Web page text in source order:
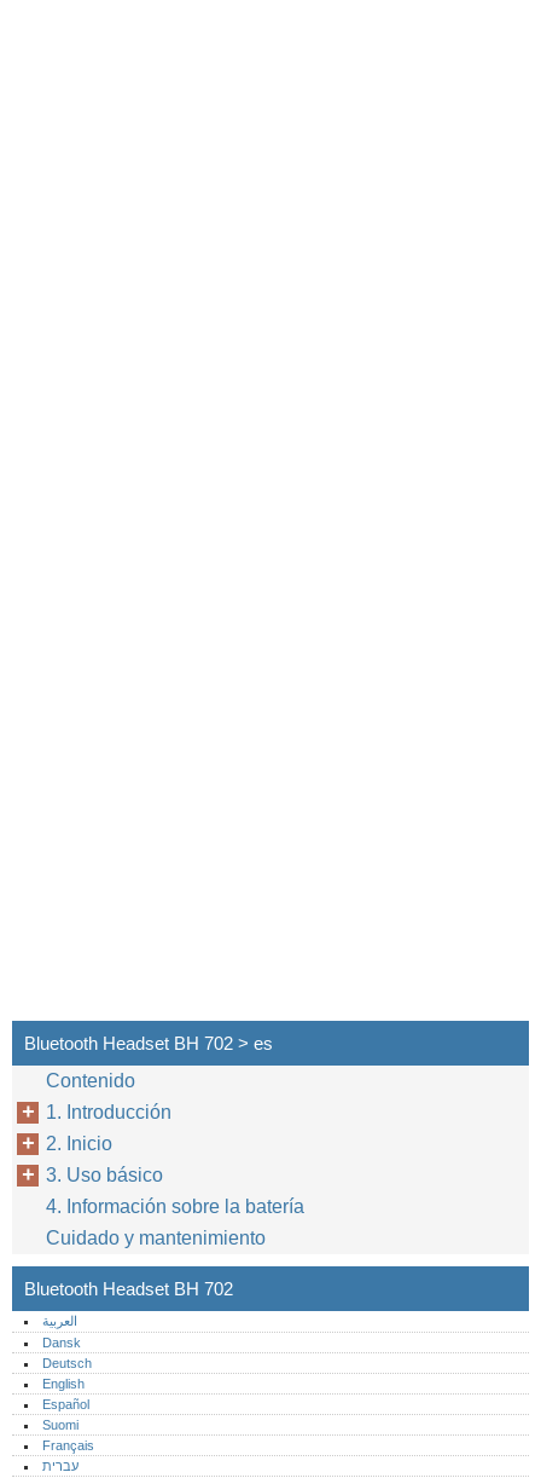
Bluetooth Headset BH 702 > es
Contenido
1. Introducción
2. Inicio
3. Uso básico
4. Información sobre la batería
Cuidado y mantenimiento
Bluetooth Headset BH 702
العربية
Dansk
Deutsch
English
Español
Suomi
Français
עברית